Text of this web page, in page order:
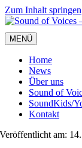
Zum Inhalt springen
MENÜ
Home
News
Über uns
Sound of
SoundKids/
Kontakt
Veröffentlicht am: